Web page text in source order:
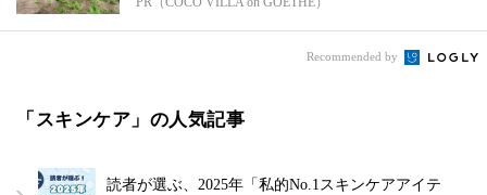
Recommended by
「スキンケア」の人気記事
読者が選ぶ、2025年「私的No.1スキンケアアイテ